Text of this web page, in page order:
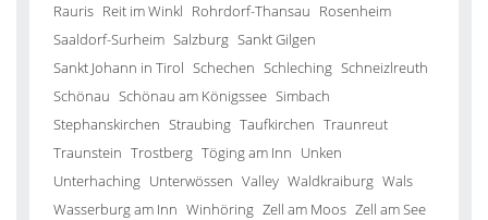
Rauris Reit im Winkl Rohrdorf-Thansau Rosenheim
Saaldorf-Surheim Salzburg Sankt Gilgen
Sankt Johann in Tirol Schechen Schleching Schneizlreuth
Schönau Schönau am Königssee Simbach
Stephanskirchen Straubing Taufkirchen Traunreut
Traunstein Trostberg Töging am Inn Unken
Unterhaching Unterwössen Valley Waldkraiburg Wals
Wasserburg am Inn Winhöring Zell am Moos Zell am See